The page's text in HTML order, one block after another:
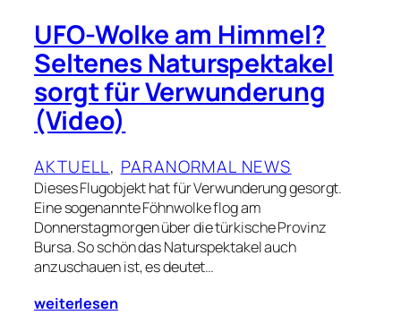
UFO-Wolke am Himmel?
Seltenes Naturspektakel
sorgt für Verwunderung
(Video)
AKTUELL, PARANORMAL NEWS
Dieses Flugobjekt hat für Verwunderung gesorgt.
Eine sogenannte Föhnwolke flog am
Donnerstagmorgen über die türkische Provinz
Bursa. So schön das Naturspektakel auch
anzuschauen ist, es deutet…
weiterlesen